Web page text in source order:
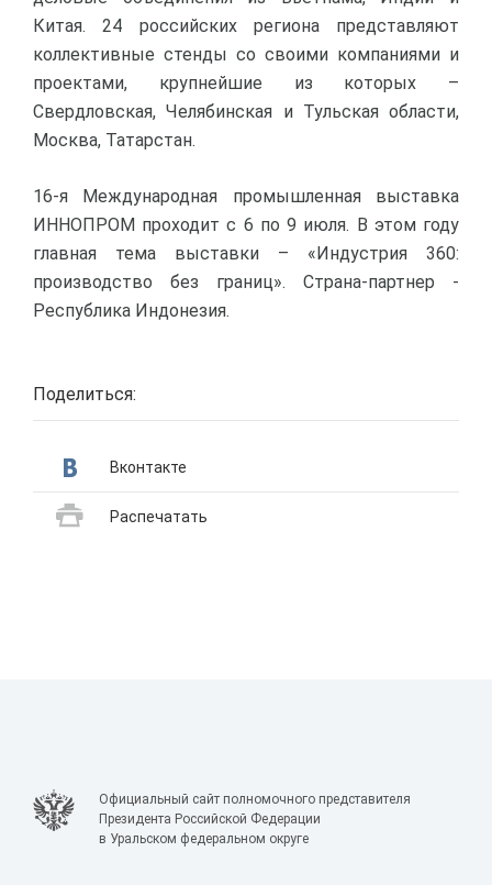
Китая. 24 российских региона представляют
коллективные стенды со своими компаниями и
проектами, крупнейшие из которых –
Свердловская, Челябинская и Тульская области,
Москва, Татарстан.
16-я Международная промышленная выставка
ИННОПРОМ проходит с 6 по 9 июля. В этом году
главная тема выставки – «Индустрия 360:
производство без границ». Страна-партнер -
Республика Индонезия.
Поделиться:
Вконтакте
Распечатать
Официальный сайт полномочного представителя
Президента Российской Федерации
в Уральском федеральном округе